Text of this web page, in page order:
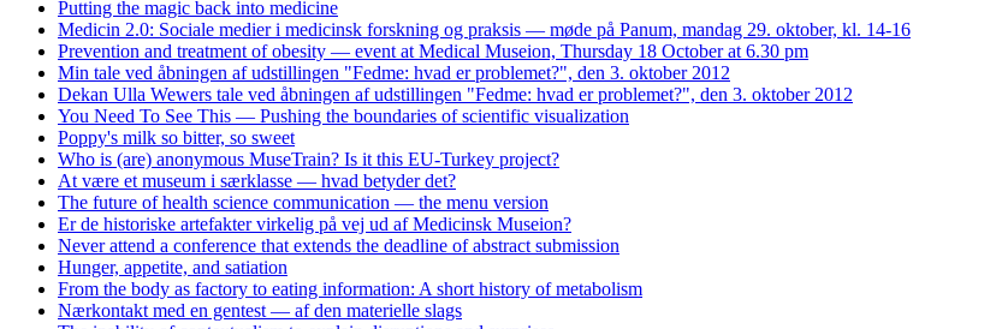
Putting the magic back into medicine
Medicin 2.0: Sociale medier i medicinsk forskning og praksis — møde på Panum, mandag 29. oktober, kl. 14-16
Prevention and treatment of obesity — event at Medical Museion, Thursday 18 October at 6.30 pm
Min tale ved åbningen af udstillingen "Fedme: hvad er problemet?", den 3. oktober 2012
Dekan Ulla Wewers tale ved åbningen af udstillingen "Fedme: hvad er problemet?", den 3. oktober 2012
You Need To See This — Pushing the boundaries of scientific visualization
Poppy's milk so bitter, so sweet
Who is (are) anonymous MuseTrain? Is it this EU-Turkey project?
At være et museum i særklasse — hvad betyder det?
The future of health science communication — the menu version
Er de historiske artefakter virkelig på vej ud af Medicinsk Museion?
Never attend a conference that extends the deadline of abstract submission
Hunger, appetite, and satiation
From the body as factory to eating information: A short history of metabolism
Nærkontakt med en gentest — af den materielle slags